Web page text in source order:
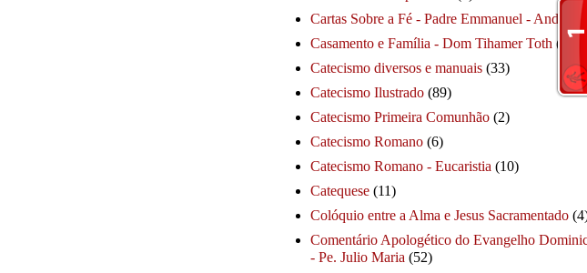
Cartas Sobre a Fé - Padre Emmanuel - André
Casamento e Família - Dom Tihamer Toth (115)
Catecismo diversos e manuais (33)
Catecismo Ilustrado (89)
Catecismo Primeira Comunhão (2)
Catecismo Romano (6)
Catecismo Romano - Eucaristia (10)
Catequese (11)
Colóquio entre a Alma e Jesus Sacramentado
Comentário Apologético do Evangelho
- Pe. Julio Maria (52)